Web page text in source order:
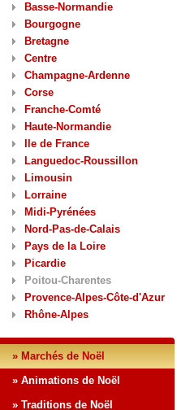
Basse-Normandie
Bourgogne
Bretagne
Centre
Champagne-Ardenne
Corse
Franche-Comté
Haute-Normandie
Ile de France
Languedoc-Roussillon
Limousin
Lorraine
Midi-Pyrénées
Nord-Pas-de-Calais
Pays de la Loire
Picardie
Poitou-Charentes
Provence-Alpes-Côte-d'Azur
Rhône-Alpes
» Marchés de Noël
» Animations de Noël
» Traditions de Noël